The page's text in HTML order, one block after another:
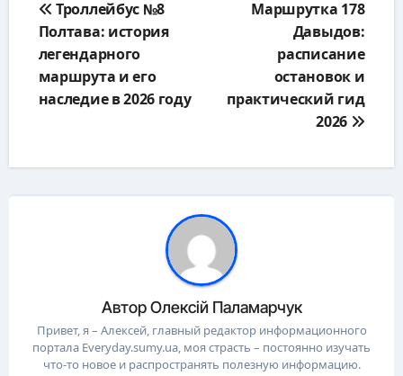
по
записям
Троллейбус №8
Полтава: история
легендарного
маршрута и его
наследие в 2026 году
Маршрутка 178
Давыдов:
расписание
остановок и
практический гид
2026
АвторОлексій Паламарчук
Привет, я – Алексей, главный редактор информационного
портала Everyday.sumy.ua, моя страсть – постоянно изучать
что-то новое и распространять полезную информацию.